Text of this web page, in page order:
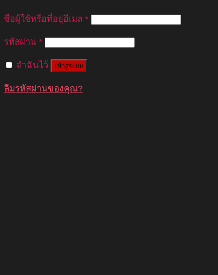
ชื่อผู้ใช้หรือที่อยู่อีเมล *
รหัสผ่าน *
จำฉันไว้ เข้าสู่ระบบ
ลืมรหัสผ่านของคุณ?